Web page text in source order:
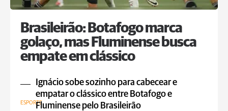
Brasileirão: Botafogo marca
golaço, mas Fluminense busca
empate em clássico
Ignácio sobe sozinho para cabecear e
empatar o clássico entre Botafogo e
Fluminense pelo Brasileirão
ESPORTE